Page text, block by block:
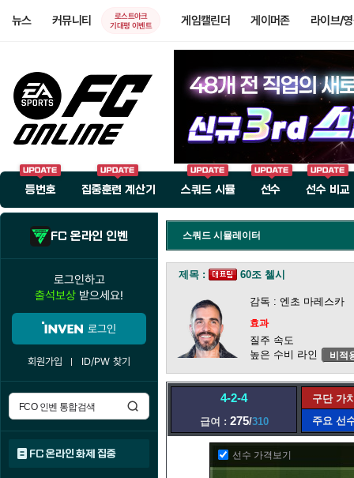
뉴스 커뮤니티
로스트아크
기대평 이벤트
게임캘린더 게이머존 라이브/
등번호 집중훈련 계산기 스쿼드 시뮬 선수 선수 비교
FC 온라인 인벤
로그인하고
출석보상 받으세요!
로그인
회원가입 ID/PW 찾기
FC 온라인 화제 집중
스쿼드 시뮬레이터
제목 : 60조 첼시
감독 : 엔초 마레스카
효과
질주 속도
높은 수비 라인
비적
4-2-4
급여 : 275/310
구단 가
주요 선
선수 가격보기